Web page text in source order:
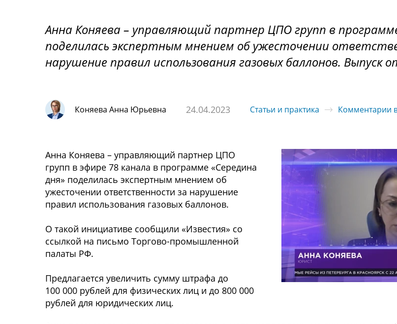
Анна Коняева – управляющий партнер ЦПО групп в
поделилась экспертным мнением об ужесточении
нарушение правил использования газовых баллонов. Выпуск
Коняева Анна Юрьевна 24.04.2023 Статьи и практика Комментарии
Анна Коняева – управляющий партнер ЦПО
групп в эфире 78 канала в программе «Середина
дня» поделилась экспертным мнением об
ужесточении ответственности за нарушение
правил использования газовых баллонов.
О такой инициативе сообщили «Известия» со
ссылкой на письмо Торгово-промышленной
палаты РФ.
Предлагается увеличить сумму штрафа до
100 000 рублей для физических лиц и до 800 000
рублей для юридических лиц.